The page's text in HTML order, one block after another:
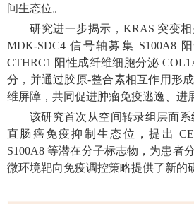
间生态位。
研究进一步揭示，KRAS 突变
MDK-SDC4 信号轴募集 S100A8
CTHRC1 阳性成纤维细胞分泌
分，并通过胶原-整合素相互作用形
维屏障，共同促进肿瘤免疫逃逸、进
该研究首次从空间转录组层面
直肠癌免疫抑制生态位，提出
S100A8 等潜在分子标志物，为患者
微环境靶向免疫调控策略提供了新的